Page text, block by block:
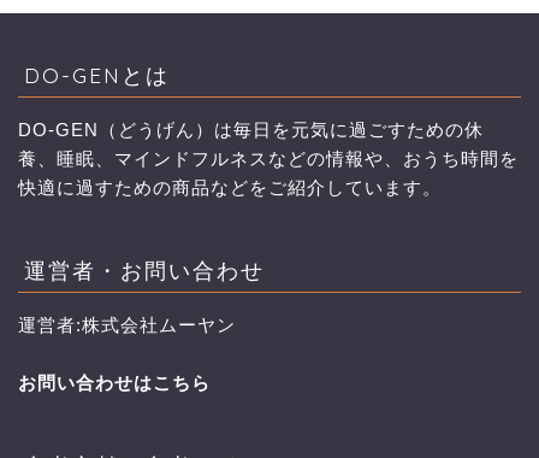
DO-GENとは
DO-GEN（どうげん）は毎日を元気に過ごすための休
養、睡眠、マインドフルネスなどの情報や、おうち時間を
快適に過すための商品などをご紹介しています。
運営者・お問い合わせ
運営者:株式会社ムーヤン
お問い合わせはこちら